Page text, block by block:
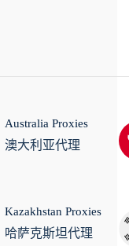
Australia Proxies
澳大利亚代理
Kazakhstan Proxies
哈萨克斯坦代理